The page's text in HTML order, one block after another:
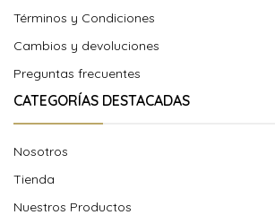
Términos y Condiciones
Cambios y devoluciones
Preguntas frecuentes
CATEGORÍAS DESTACADAS
Nosotros
Tienda
Nuestros Productos